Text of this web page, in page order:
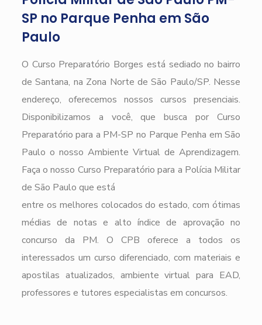
SP no Parque Penha em São
Paulo
O Curso Preparatório Borges está sediado no bairro
de Santana, na Zona Norte de São Paulo/SP. Nesse
endereço, oferecemos nossos cursos presenciais.
Disponibilizamos a você, que busca por Curso
Preparatório para a PM-SP no Parque Penha em São
Paulo o nosso Ambiente Virtual de Aprendizagem.
Faça o nosso Curso Preparatório para a Polícia Militar
de São Paulo que está
entre os melhores colocados do estado, com ótimas
médias de notas e alto índice de aprovação no
concurso da PM. O CPB oferece a todos os
interessados um curso diferenciado, com materiais e
apostilas atualizados, ambiente virtual para EAD,
professores e tutores especialistas em concursos.